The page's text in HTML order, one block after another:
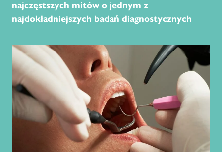
najczęstszych mitów o jednym z
najdokładniejszych badań diagnostycznych